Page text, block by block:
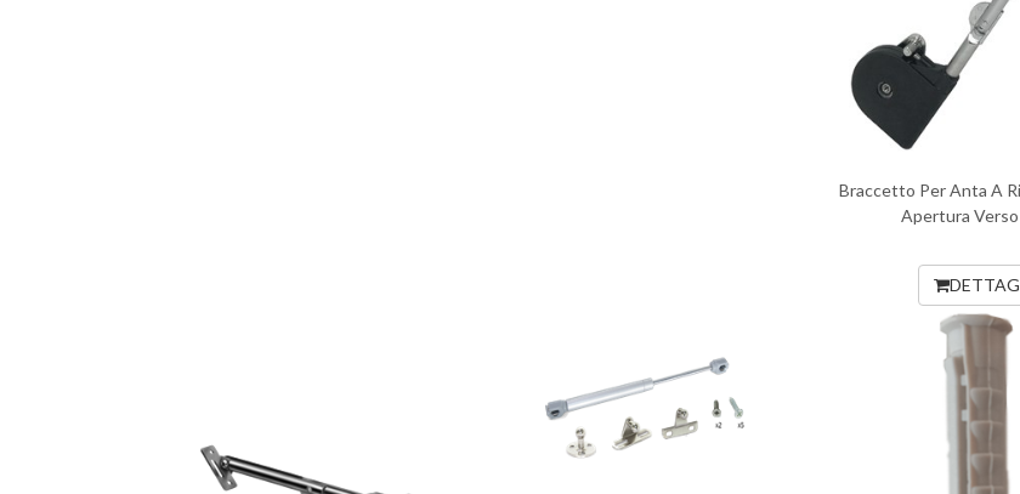
Braccetto Per Anta A
Apertura Verso